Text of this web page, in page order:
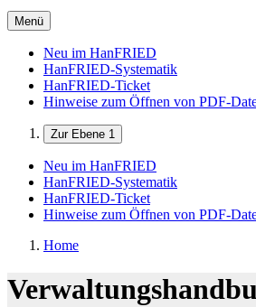
Menü
Neu im HanFRIED
HanFRIED-Systematik
HanFRIED-Ticket
Hinweise zum Öffnen von PDF-
Zur Ebene 1
Neu im HanFRIED
HanFRIED-Systematik
HanFRIED-Ticket
Hinweise zum Öffnen von PDF-
Home